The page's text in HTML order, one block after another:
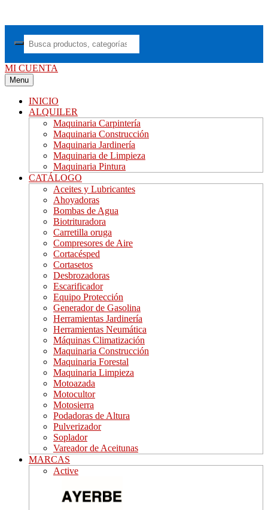
MI CUENTA
Menu
INICIO
ALQUILER
Maquinaria Carpintería
Maquinaria Construcción
Maquinaria Jardinería
Maquinaria de Limpieza
Maquinaria Pintura
CATÁLOGO
Aceites y Lubricantes
Ahoyadoras
Bombas de Agua
Biotrituradora
Carretilla oruga
Compresores de Aire
Cortacésped
Cortasetos
Desbrozadoras
Escarificador
Equipo Protección
Generador de Gasolina
Herramientas Jardinería
Herramientas Neumática
Máquinas Climatización
Maquinaria Construcción
Maquinaria Forestal
Maquinaria Limpieza
Motoazada
Motocultor
Motosierra
Podadoras de Altura
Pulverizador
Soplador
Vareador de Aceitunas
MARCAS
Active